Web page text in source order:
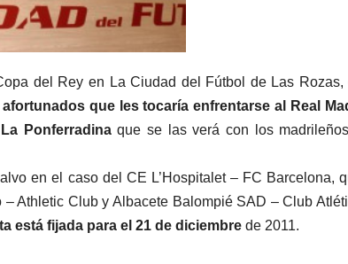
del Rey en La Ciudad del Fútbol de Las Rozas,
afortunados que les tocaría enfrentarse al Real
La Ponferradinaque se las verá con los
en el caso del CE L’Hospitalet – FC Barcelona,
Athletic Club y Albacete Balompié SAD – Club
está fijada para el 21 de diciembre de 2011.